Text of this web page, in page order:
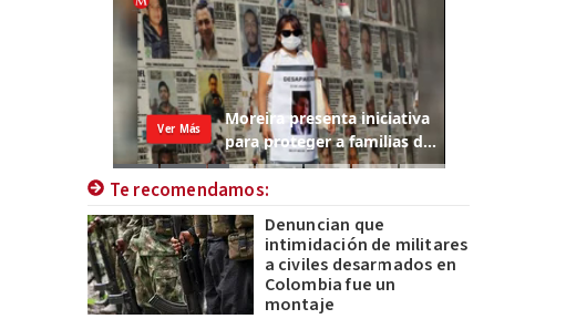
Te recomendamos:
Denuncian que
intimidación de militares
a civiles desarmados en
Colombia fue un
montaje